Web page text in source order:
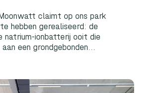
claimt op ons park
hebben gerealiseerd: de
natrium-ionbatterij ooit die
een grondgebonden...